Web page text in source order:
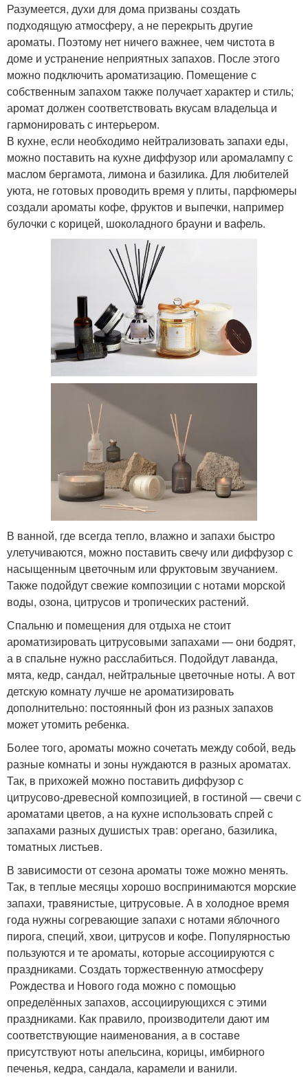
Разумеется, духи для дома призваны создать
подходящую атмосферу, а не перекрыть другие
ароматы. Поэтому нет ничего важнее, чем чистота в
доме и устранение неприятных запахов. После этого
можно подключить ароматизацию. Помещение с
собственным запахом также получает характер и стиль;
аромат должен соответствовать вкусам владельца и
гармонировать с интерьером.
В кухне, если необходимо нейтрализовать запахи еды,
можно поставить на кухне диффузор или аромалампу с
маслом бергамота, лимона и базилика. Для любителей
уюта, не готовых проводить время у плиты, парфюмеры
создали ароматы кофе, фруктов и выпечки, например
булочки с корицей, шоколадного брауни и вафель.
В ванной, где всегда тепло, влажно и запахи быстро
улетучиваются, можно поставить свечу или диффузор с
насыщенным цветочным или фруктовым звучанием.
Также подойдут свежие композиции с нотами морской
воды, озона, цитрусов и тропических растений.
Спальню и помещения для отдыха не стоит
ароматизировать цитрусовыми запахами — они бодрят,
а в спальне нужно расслабиться. Подойдут лаванда,
мята, кедр, сандал, нейтральные цветочные ноты. А вот
детскую комнату лучше не ароматизировать
дополнительно: постоянный фон из разных запахов
может утомить ребенка.
Более того, ароматы можно сочетать между собой, ведь
разные комнаты и зоны нуждаются в разных ароматах.
Так, в прихожей можно поставить диффузор с
цитрусово-древесной композицией, в гостиной — свечи с
ароматами цветов, а на кухне использовать спрей с
запахами разных душистых трав: орегано, базилика,
томатных листьев.
В зависимости от сезона ароматы тоже можно менять.
Так, в теплые месяцы хорошо воспринимаются морские
запахи, травянистые, цитрусовые. А в холодное время
года нужны согревающие запахи с нотами яблочного
пирога, специй, хвои, цитрусов и кофе. Популярностью
пользуются и те ароматы, которые ассоциируются с
праздниками. Создать торжественную атмосферу
Рождества и Нового года можно с помощью
определённых запахов, ассоциирующихся с этими
праздниками. Как правило, производители дают им
соответствующие наименования, а в составе
присутствуют ноты апельсина, корицы, имбирного
печенья, кедра, сандала, карамели и ванили.